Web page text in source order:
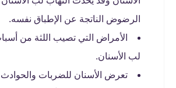
الرضوض الناتجة عن الإطباق نفسه.
الأمراض التي تصيب اللثة من
لب الأسنان.
تعرض الأسنان للضربات